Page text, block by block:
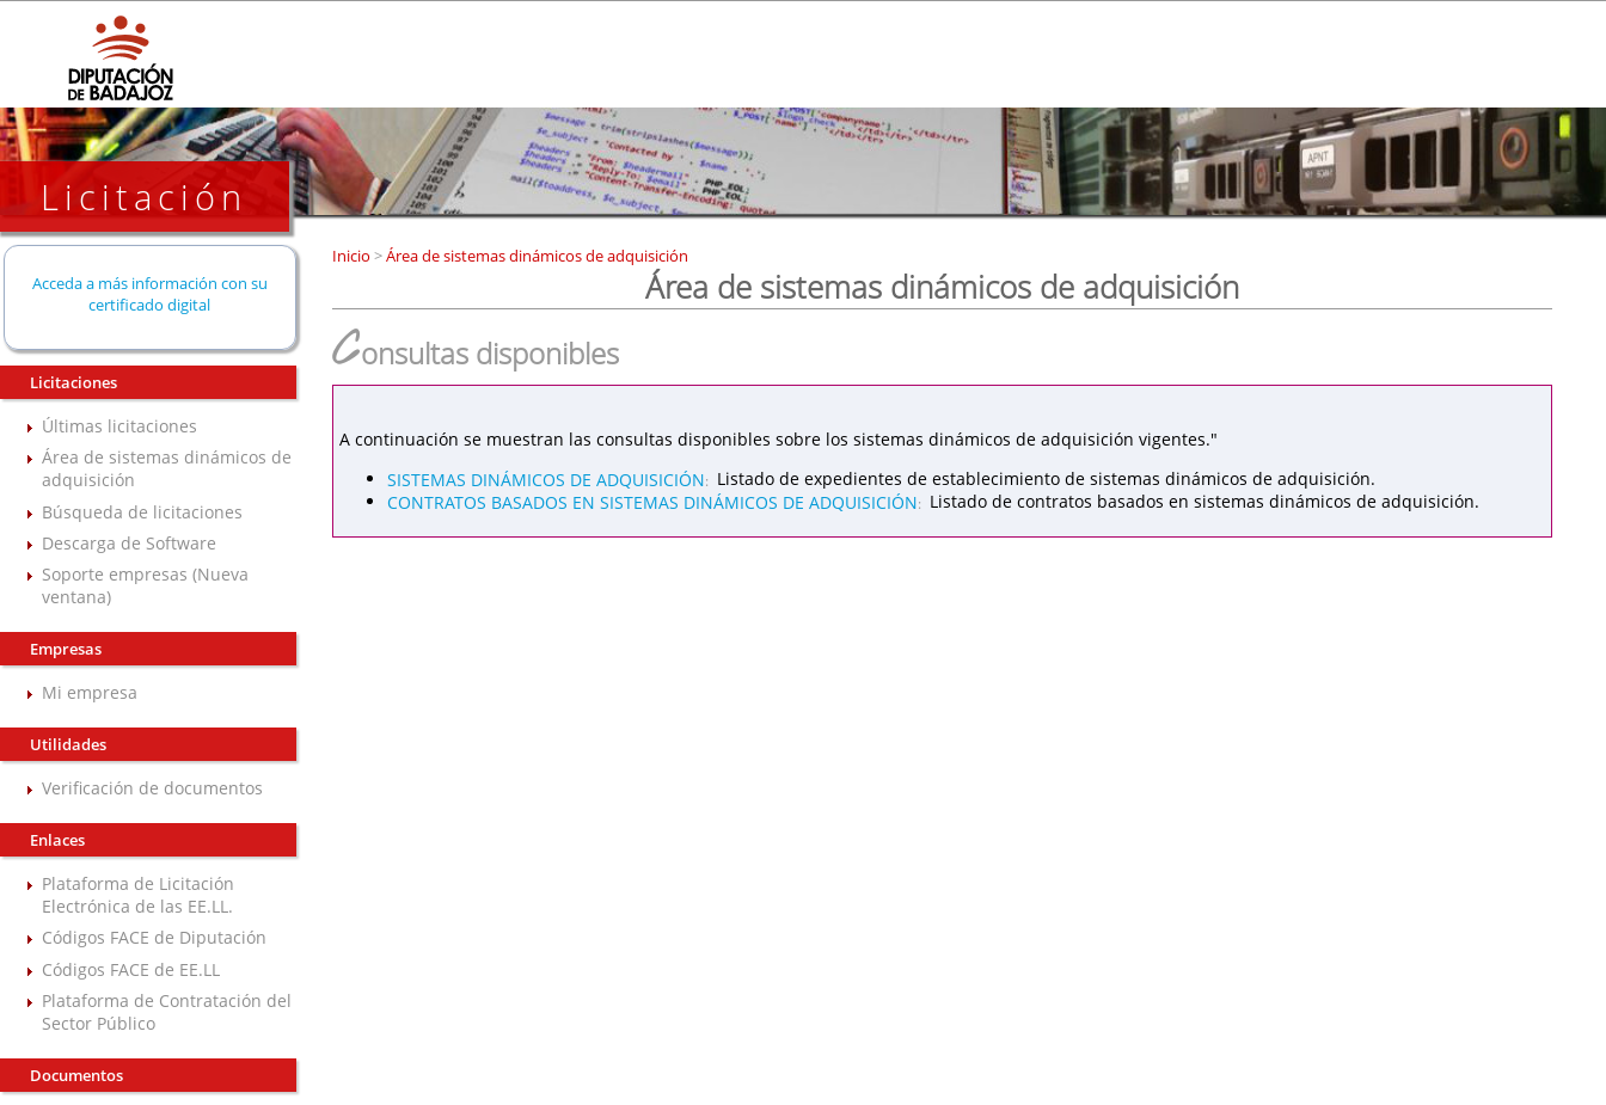
Licitación
Acceda a más información con su
certificado digital
Licitaciones
Últimas licitaciones
Área de sistemas dinámicos de
adquisición
Búsqueda de licitaciones
Descarga de Software
Soporte empresas (Nueva
ventana)
Empresas
Mi empresa
Utilidades
Verificación de documentos
Enlaces
Plataforma de Licitación
Electrónica de las EE.LL.
Códigos FACE de Diputación
Códigos FACE de EE.LL
Plataforma de Contratación del
Sector Público
Documentos
Inicio >Área de sistemas dinámicos de adquisición
Área de sistemas dinámicos de adquisición
Consultas disponibles
A continuación se muestran las consultas disponibles sobre los sistemas dinámicos de adquisición vigentes."
SISTEMAS DINÁMICOS DE ADQUISICIÓN: Listado de expedientes de establecimiento de sistemas dinámicos de adquisición.
CONTRATOS BASADOS EN SISTEMAS DINÁMICOS DE ADQUISICIÓN: Listado de contratos basados en sistemas dinámicos de adquisición.